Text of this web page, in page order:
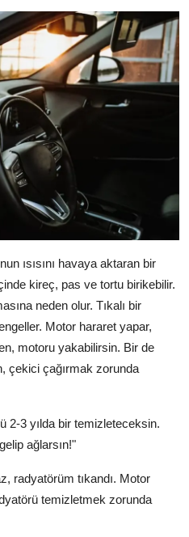
ısısını havaya aktaran bir
kireç, pas ve tortu birikebilir.
neden olur. Tıkalı bir
Motor hararet yapar,
motoru yakabilirsin. Bir de
çekici çağırmak zorunda
2-3 yılda bir temizleteceksin.
ağlarsın!"
radyatörüm tıkandı. Motor
temizletmek zorunda